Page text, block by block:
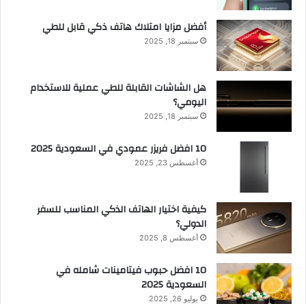
أفضل مزايا امتلاك هاتف ذكي قابل للطي
سبتمبر 18, 2025
هل الشاشات القابلة للطي عملية للاستخدام
اليومي؟
سبتمبر 18, 2025
10 افضل فريزر عمودي​ في السعودية​ 2025
أغسطس 23, 2025
كيفية اختيار الهاتف الذكي المناسب للسفر
الدولي؟
أغسطس 8, 2025
10 افضل حبوب فيتامينات شامله​ في
السعودية 2025
يوليو 26, 2025